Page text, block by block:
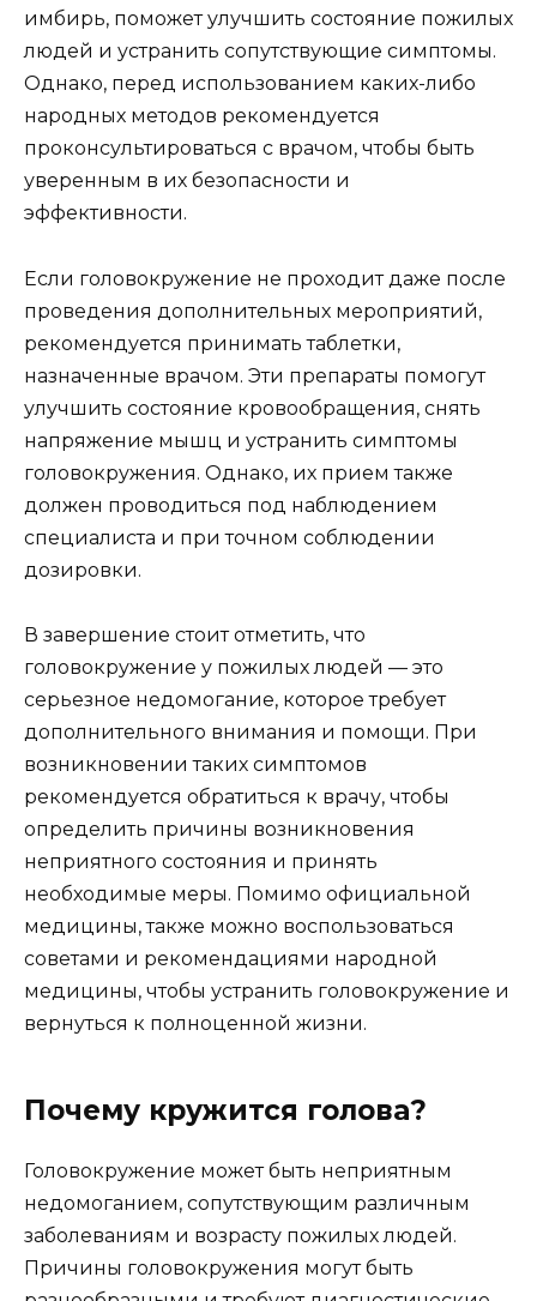
имбирь, поможет улучшить состояние пожилых
людей и устранить сопутствующие симптомы.
Однако, перед использованием каких-либо
народных методов рекомендуется
проконсультироваться с врачом, чтобы быть
уверенным в их безопасности и
эффективности.
Если головокружение не проходит даже после
проведения дополнительных мероприятий,
рекомендуется принимать таблетки,
назначенные врачом. Эти препараты помогут
улучшить состояние кровообращения, снять
напряжение мышц и устранить симптомы
головокружения. Однако, их прием также
должен проводиться под наблюдением
специалиста и при точном соблюдении
дозировки.
В завершение стоит отметить, что
головокружение у пожилых людей — это
серьезное недомогание, которое требует
дополнительного внимания и помощи. При
возникновении таких симптомов
рекомендуется обратиться к врачу, чтобы
определить причины возникновения
неприятного состояния и принять
необходимые меры. Помимо официальной
медицины, также можно воспользоваться
советами и рекомендациями народной
медицины, чтобы устранить головокружение и
вернуться к полноценной жизни.
Почему кружится голова?
Головокружение может быть неприятным
недомоганием, сопутствующим различным
заболеваниям и возрасту пожилых людей.
Причины головокружения могут быть